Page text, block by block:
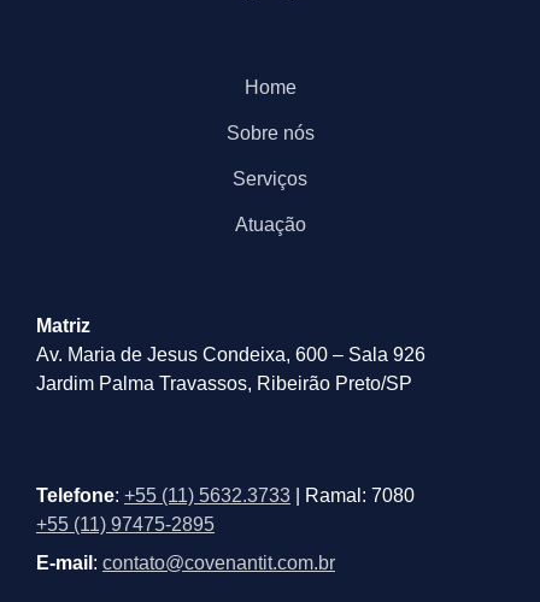
Home
Sobre nós
Serviços
Atuação
Matriz
Av. Maria de Jesus Condeixa, 600 – Sala 926
Jardim Palma Travassos, Ribeirão Preto/SP
Telefone: +55 (11) 5632.3733 | Ramal: 7080
+55 (11) 97475-2895
E-mail : contato@covenantit.com.br